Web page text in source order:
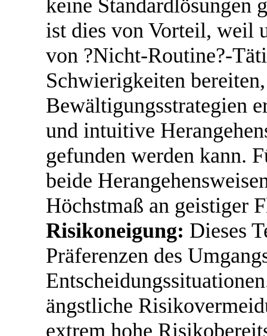
keine Standardlösungen
ist dies von Vorteil, weil
von ?Nicht-Routine?-
Schwierigkeiten
Bewältigungsstrategien
und intuitive
gefunden werden kann.
beide
Höchstmaß an geistiger
Risikoneigung: Dieses
Präferenzen des
ängstliche
extrem hohe